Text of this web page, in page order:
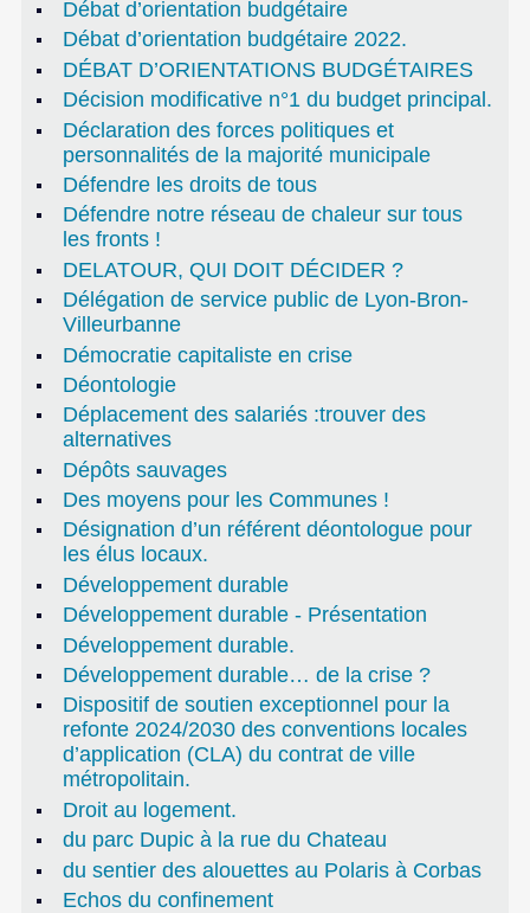
Débat d’orientation budgétaire
Débat d’orientation budgétaire 2022.
DÉBAT D’ORIENTATIONS BUDGÉTAIRES
Décision modificative n°1 du budget principal.
Déclaration des forces politiques et
personnalités de la majorité municipale
Défendre les droits de tous
Défendre notre réseau de chaleur sur tous
les fronts !
DELATOUR, QUI DOIT DÉCIDER ?
Délégation de service public de Lyon-Bron-
Villeurbanne
Démocratie capitaliste en crise
Déontologie
Déplacement des salariés :trouver des
alternatives
Dépôts sauvages
Des moyens pour les Communes !
Désignation d’un référent déontologue pour
les élus locaux.
Développement durable
Développement durable - Présentation
Développement durable.
Développement durable… de la crise ?
Dispositif de soutien exceptionnel pour la
refonte 2024/2030 des conventions locales
d’application (CLA) du contrat de ville
métropolitain.
Droit au logement.
du parc Dupic à la rue du Chateau
du sentier des alouettes au Polaris à Corbas
Echos du confinement